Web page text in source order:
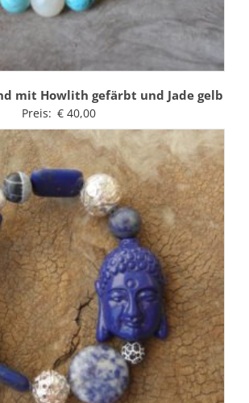
mit Howlith gefärbt und Jade gelb
Preis: €40,00